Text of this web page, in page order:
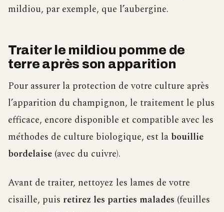
mildiou, par exemple, que l’aubergine.
Traiter le mildiou pomme de
terre après son apparition
Pour assurer la protection de votre culture après
l’apparition du champignon, le traitement le plus
efficace, encore disponible et compatible avec les
méthodes de culture biologique, est la bouillie
bordelaise (avec du cuivre).
Avant de traiter, nettoyez les lames de votre
cisaille, puis retirez les parties malades (feuilles